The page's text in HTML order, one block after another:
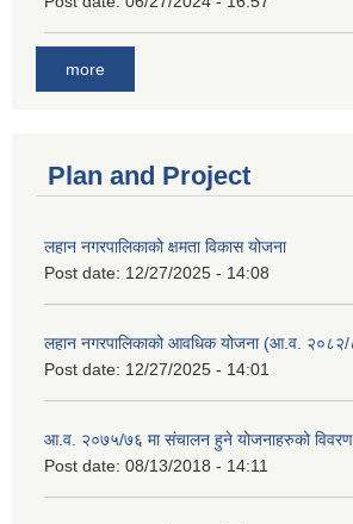
more
Plan and Project
लहान नगरपालिकाको क्षमता विकास योजना
Post date: 12/27/2025 - 14:08
लहान नगरपालिकाको आवधिक योजना (आ.व.
Post date: 12/27/2025 - 14:01
आ.व. २०७५/७६ मा संचालन हुने योजनाहरुको विवरण
Post date: 08/13/2018 - 14:11